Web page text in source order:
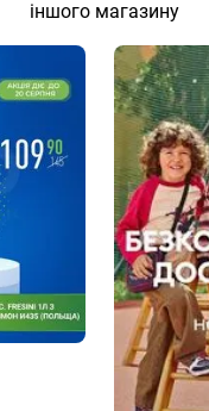
іншого магазину